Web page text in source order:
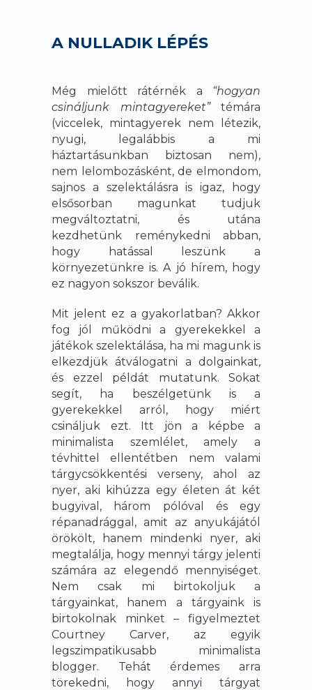
A NULLADIK LÉPÉS
Még mielőtt rátérnék a “hogyan
csináljunk mintagyereket”témára
(viccelek, mintagyerek nem létezik,
nyugi, legalábbis a mi
háztartásunkban biztosan nem),
nem lelombozásként, de elmondom,
sajnos a szelektálásra is igaz, hogy
elsősorban magunkat tudjuk
megváltoztatni, és utána
kezdhetünk reménykedni abban,
hogy hatással leszünk a
környezetünkre is. A jó hírem, hogy
ez nagyon sokszor beválik.
Mit jelent ez a gyakorlatban? Akkor
fog jól működni a gyerekekkel a
játékok szelektálása, ha mi magunk is
elkezdjük átválogatni a dolgainkat,
és ezzel példát mutatunk. Sokat
segít, ha beszélgetünk is a
gyerekekkel arról, hogy miért
csináljuk ezt. Itt jön a képbe a
minimalista szemlélet, amely a
tévhittel ellentétben nem valami
tárgycsökkentési verseny, ahol az
nyer, aki kihúzza egy életen át két
bugyival, három pólóval és egy
répanadrággal, amit az anyukájától
örökölt, hanem mindenki nyer, aki
megtalálja, hogy mennyi tárgy jelenti
számára az elegendő mennyiséget.
Nem csak mi birtokoljuk a
tárgyainkat, hanem a tárgyaink is
birtokolnak minket – figyelmeztet
Courtney Carver, az egyik
legszimpatikusabb minimalista
blogger. Tehát érdemes arra
törekedni, hogy annyi tárgyat